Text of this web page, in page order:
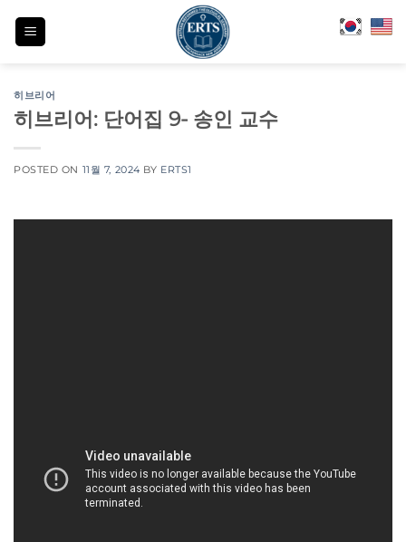
히브리어
히브리어: 단어집 9- 송인 교수
POSTED ON 11월 7, 2024 BY ERTS1